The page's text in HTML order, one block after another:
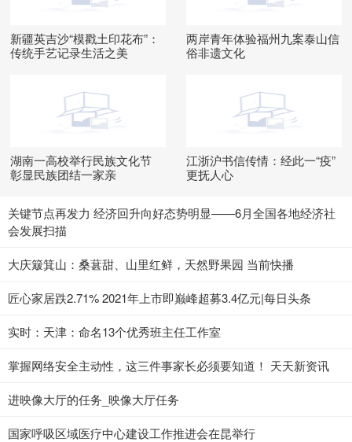
新疆英吉沙“模戳土印花布”：
传统手艺记录生活之美
两岸青年体验福州九案泰山信
俗非遗文化
湖南一高校举行民族文化节
彰显民族团结一家亲
江浙沪书信传情：经此一“疫”
更抚人心
关键节点再发力 经济回升向好态势明显——6月全国各地经济社
会发展扫描
大庆簸箕山：桑葚甜、山里红鲜，天然野果园 当前快播
匠心家居跌2.71% 2021年上市即巅峰超募3.4亿元|每日头条
实时：天津：命名13个优秀班主任工作室
掌握网络安全主动性，这三件事家长必须要知道！ 天天新资讯
进映像大厅的任务_映像大厅任务
国家呼吸区域医疗中心建设工作推进会在昆举行